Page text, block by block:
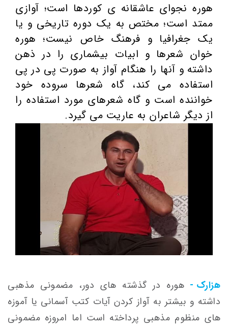
هوره نجوای عاشقانه ی کوردها است؛ آوازی
ممتد است؛ مختص به یک دوره تاریخی و یا
یک جغرافیا و فرهنگ خاص نیست؛ هوره
خوان شعرها و ابیات بیشماری را در ذهن
داشته و آنها را هنگام آواز به صورت پی در پی
استفاده می کند، گاه شعرها سروده خود
خواننده است و گاه شعرهای مورد استفاده را
از دیگر شاعران به عاریت می گیرد.
هزارک - هوره در گذشته های دور، مضمونی مذهبی
داشته و بیشتر به آواز کردن آیات کتب آسمانی یا آموزه
های منظوم مذهبی پرداخته است اما امروزه مضمونی